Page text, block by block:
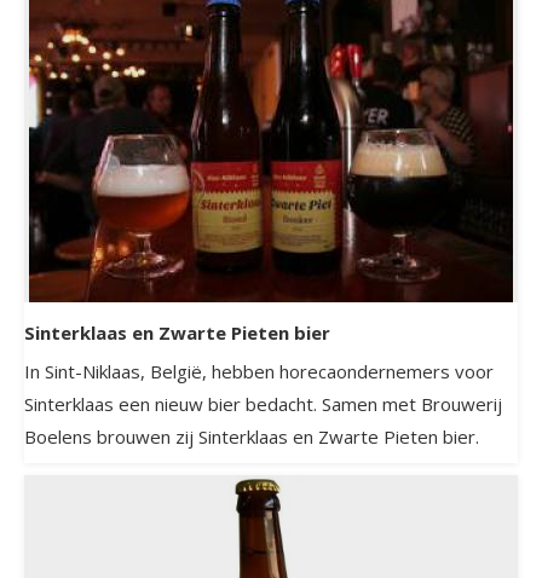
Sinterklaas en Zwarte Pieten bier
In Sint-Niklaas, België, hebben horecaondernemers voor
Sinterklaas een nieuw bier bedacht. Samen met Brouwerij
Boelens brouwen zij Sinterklaas en Zwarte Pieten bier.